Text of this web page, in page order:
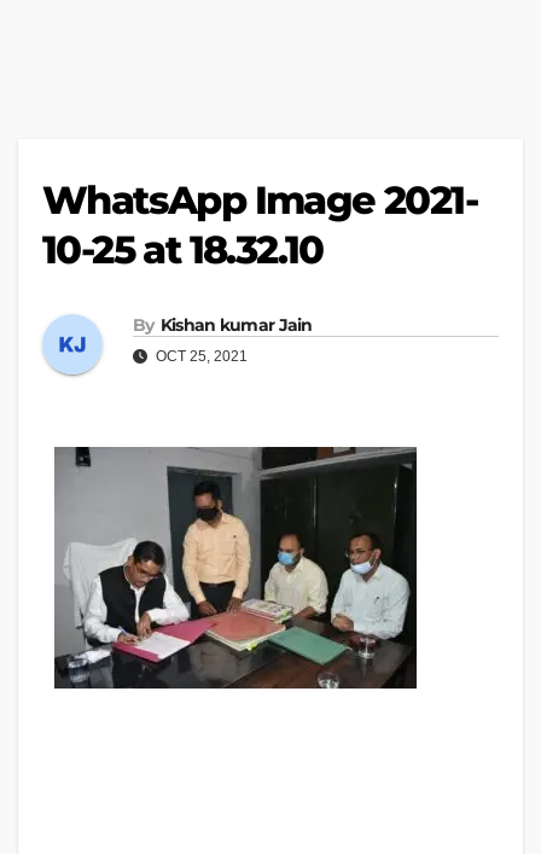
WhatsApp Image 2021-
10-25 at 18.32.10
By Kishan kumar Jain
OCT 25, 2021